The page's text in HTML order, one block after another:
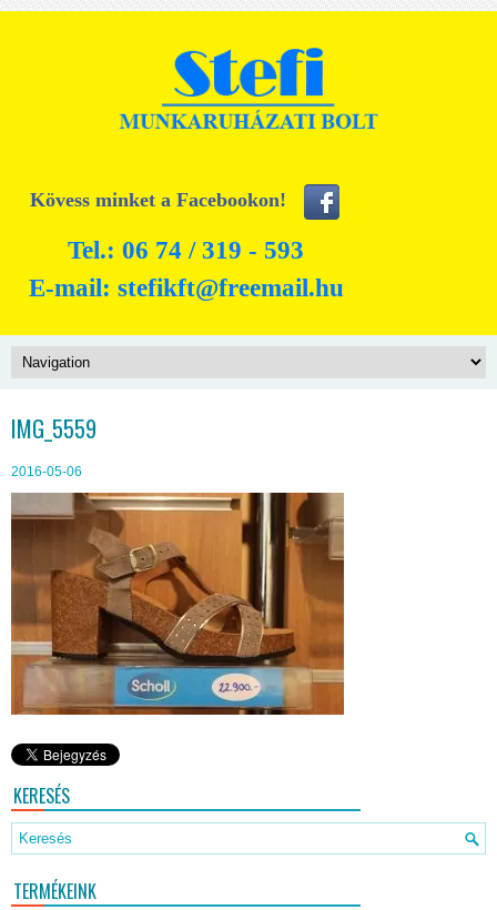
Kövess minket a Facebookon!
Tel.: 06 74 / 319 - 593
E-mail: stefikft@freemail.hu
IMG_5559
2016-05-06
KERESÉS
TERMÉKEINK